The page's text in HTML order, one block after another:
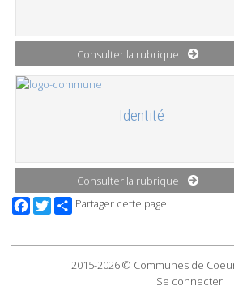
Consulter la rubrique
Identité
Consulter la rubrique
Facebook
TwitterPartager cette page
2015-2026 © Communes de
Se connecter